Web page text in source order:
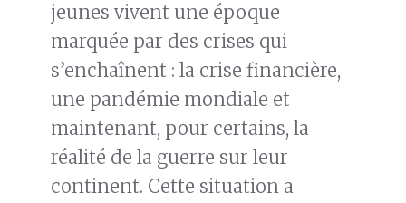
jeunes vivent une époque
marquée par des crises qui
s’enchaînent : la crise financière,
une pandémie mondiale et
maintenant, pour certains, la
réalité de la guerre sur leur
continent. Cette situation a